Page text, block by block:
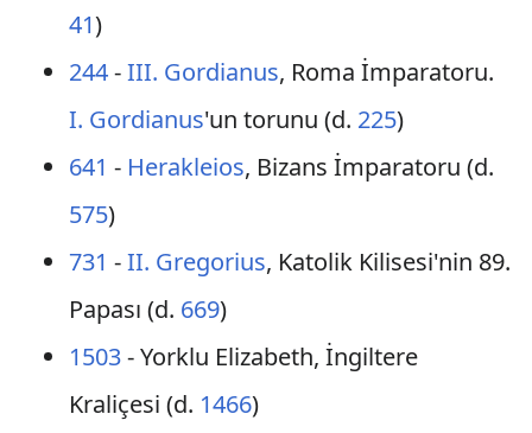
41)
244-III. Gordianus, Roma İmparatoru.
I. Gordianus'un torunu (d. 225)
641 - Herakleios, Bizans İmparatoru (d.
575)
731 -II. Gregorius, Katolik Kilisesi'nin 89.
Papası (d. 669)
1503- Yorklu Elizabeth, İngiltere
Kraliçesi (d. 1466)